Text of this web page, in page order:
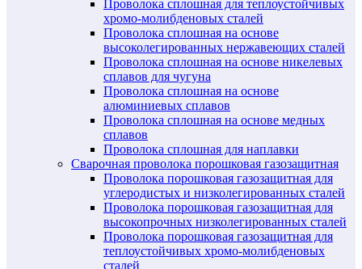
Проволока сплошная для теплоустойчивых
хромо-молибденовых сталей
Проволока сплошная на основе
высоколегированных нержавеющих сталей
Проволока сплошная на основе никелевых
сплавов для чугуна
Проволока сплошная на основе
алюминиевых сплавов
Проволока сплошная на основе медных
сплавов
Проволока сплошная для наплавки
Сварочная проволока порошковая газозащитная
Проволока порошковая газозащитная для
углеродистых и низколегированных сталей
Проволока порошковая газозащитная для
высокопрочных низколегированных сталей
Проволока порошковая газозащитная для
теплоустойчивых хромо-молибденовых
сталей